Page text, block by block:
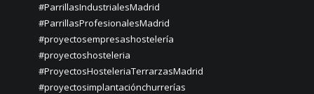
#ParrillasIndustrialesMadrid
#ParrillasProfesionalesMadrid
#proyectosempresashostelería
#proyectoshosteleria
#ProyectosHosteleriaTerrarzasMadrid
#proyectosimplantaciónchurrerías